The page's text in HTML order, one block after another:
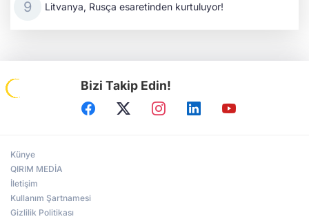
Litvanya, Rusça esaretinden kurtuluyor!
Bizi Takip Edin!
Künye
QIRIM MEDİA
İletişim
Kullanım Şartnamesi
Gizlilik Politikası